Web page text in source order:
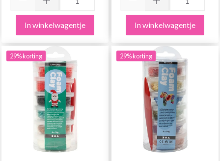
In winkelwagentje In winkelwagentje
29% korting 29% korting